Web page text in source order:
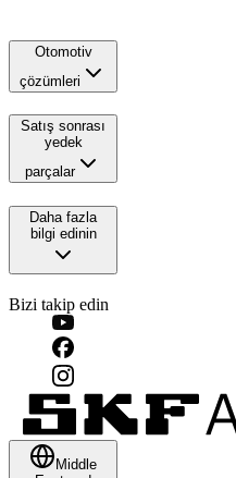
Otomotiv
çözümleri
Satış sonrası
yedek
parçalar
Daha fazla
bilgi edinin
Bizi takip edin
Middle